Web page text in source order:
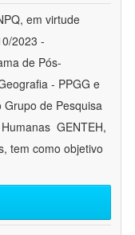
em virtude
2023 -
de Pós-
- PPGG e
Grupo de Pesquisa
 GENTEH,
tem como objetivo